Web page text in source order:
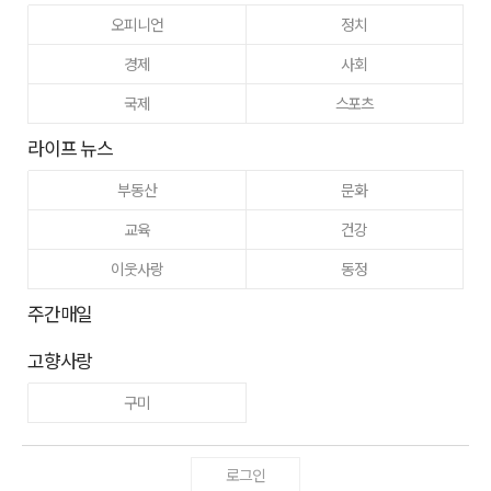
오피니언
정치
경제
사회
국제
스포츠
라이프 뉴스
부동산
문화
교육
건강
이웃사랑
동정
주간매일
고향사랑
구미
로그인